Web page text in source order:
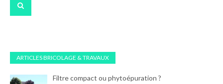
ARTICLES BRICOLAGE & TRAVAUX
Filtre compact ou phytoépuration ?